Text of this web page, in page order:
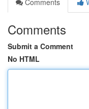
Comments
Comments
Submit a Comment
No HTML